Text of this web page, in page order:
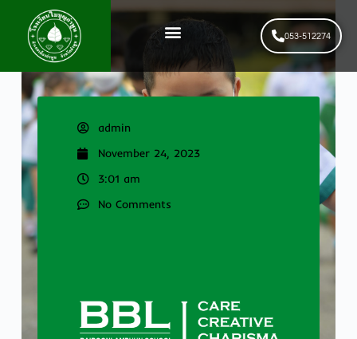
053-512274
admin
November 24, 2023
3:01 am
No Comments